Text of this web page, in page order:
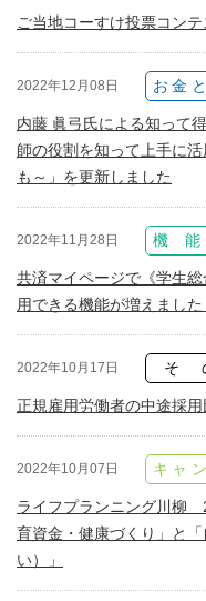
ご当地コーすけ投票コン
2022年12月08日 お金
内藤 眞弓氏による知って
師の役割を知って上手に
も～」を更新しました
2022年11月28日 機
共済マイページで《学生
用できる機能が増えました
2022年10月17日 そ
正規雇用労働者の中途採
2022年10月07日 キャ
ライフプランニング川柳
育資金・健康づくり」と
い）」